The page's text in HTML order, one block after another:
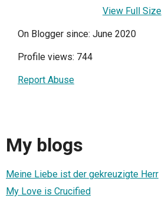
View Full Size
On Blogger since: June 2020
Profile views: 744
Report Abuse
My blogs
Meine Liebe ist der gekreuzigte Herr
My Love is Crucified